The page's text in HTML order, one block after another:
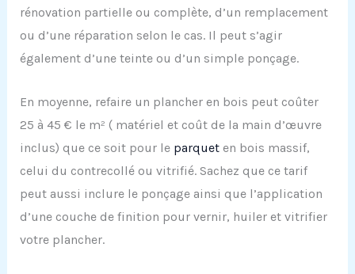
rénovation partielle ou complète, d’un remplacement
ou d’une réparation selon le cas. Il peut s’agir
également d’une teinte ou d’un simple ponçage.
En moyenne, refaire un plancher en bois peut coûter
25 à 45 € le m² ( matériel et coût de la main d’œuvre
inclus) que ce soit pour le parqueten bois massif,
celui du contrecollé ou vitrifié. Sachez que ce tarif
peut aussi inclure le ponçage ainsi que l’application
d’une couche de finition pour vernir, huiler et vitrifier
votre plancher.